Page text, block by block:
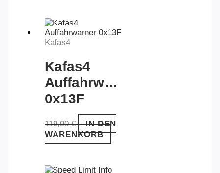
Kafas4
Kafas4
Auffahrwarner
0x13F
119,90€
IN DEN
WARENKORB